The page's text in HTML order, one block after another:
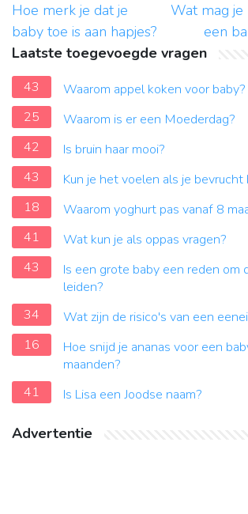
Hoe merk je dat je
baby toe is aan hapjes?
Wat mag je
een
Laatste toegevoegde vragen
43
Waarom appel koken voor baby?
25
Waarom is er een Moederdag?
42
Is bruin haar mooi?
43
Kun je het voelen als je bevrucht
18
Waarom yoghurt pas vanaf 8
41
Wat kun je als oppas vragen?
43
Is een grote baby een reden om
leiden?
34
Wat zijn de risico's van een
16
Hoe snijd je ananas voor een
maanden?
41
Is Lisa een Joodse naam?
Advertentie